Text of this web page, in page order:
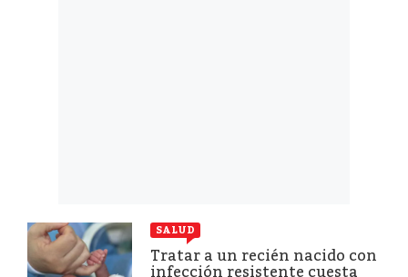
SALUD
Tratar a un recién nacido con
infección resistente cuesta